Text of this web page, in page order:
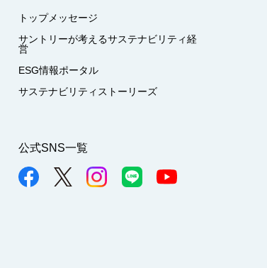
トップメッセージ
サントリーが考えるサステナビリティ経
営
ESG情報ポータル
サステナビリティストーリーズ
公式SNS一覧